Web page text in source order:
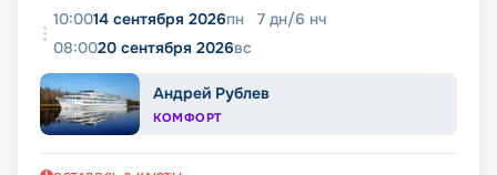
10:0014 сентября 2026пн 7 дн/6 нч
08:0020 сентября 2026вс
Андрей Рублев
КОМФОРТ